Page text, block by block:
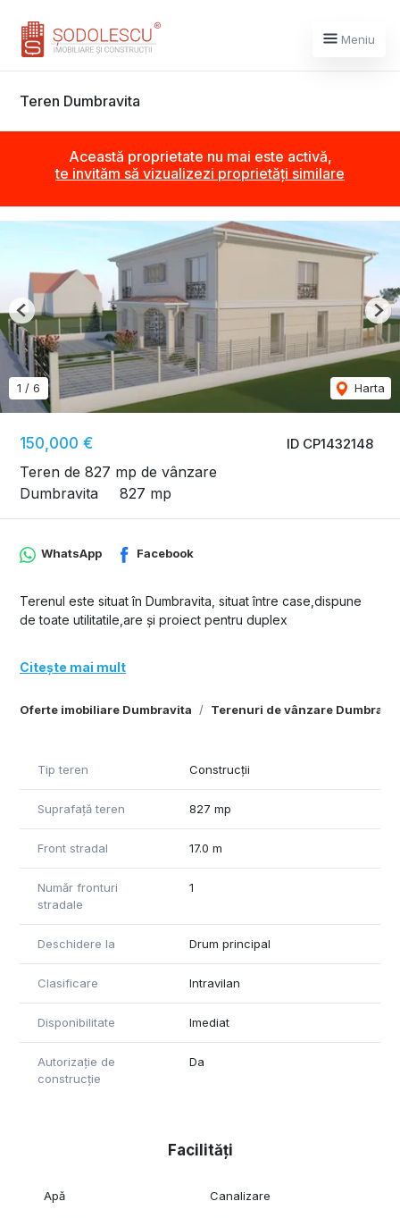
Meniu
Teren Dumbravita
Această proprietate nu mai este activă,
te invităm să vizualizezi proprietăți similare
ID CP1432148
150,000 €
Teren de 827 mp de vânzare
Dumbravita
827 mp
1 / 6 Harta
Previous
Oferte imobiliare Dumbravita Terenuri de vânzare
WhatsApp Facebook
Terenul este situat în Dumbravita, situat între case,dispune
de toate utilitatile,are și proiect pentru duplex
Citește mai mult
Tip teren Construcții
Suprafață teren 827 mp
Front stradal 17.0 m
Număr fronturi
stradale
1
Deschidere la Drum principal
Clasificare Intravilan
Disponibilitate Imediat
Autorizație de
construcție
Da
Facilități
Apă Canalizare